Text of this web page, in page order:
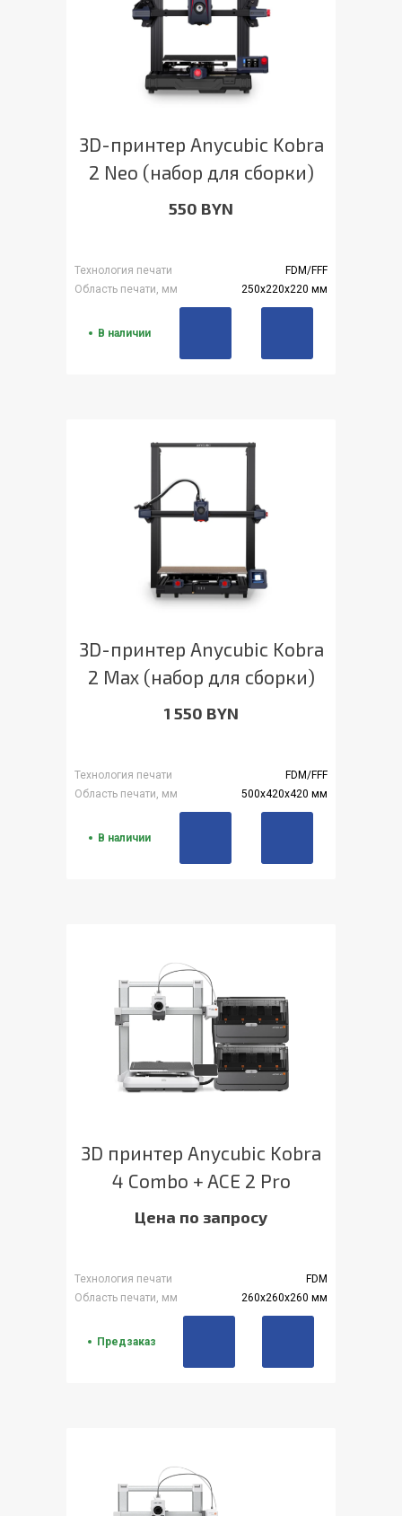
3D-принтер Anycubic Kobra
2 Neo (набор для сборки)
550 BYN
Технология печати
FDM/FFF
Область печати, мм
250x220x220 мм
В наличии
3D-принтер Anycubic Kobra
2 Max (набор для сборки)
1 550 BYN
Технология печати
FDM/FFF
Область печати, мм
500x420x420 мм
В наличии
3D принтер Anycubic Kobra
4 Combo + ACE 2 Pro
Цена по запросу
Технология печати
FDM
Область печати, мм
260x260x260 мм
Предзаказ